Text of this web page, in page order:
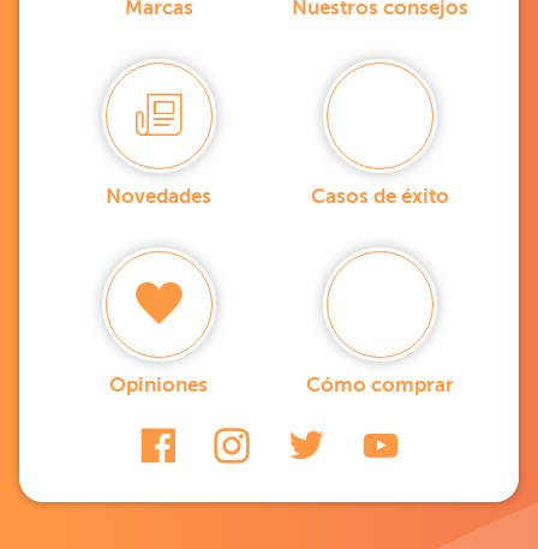
Marcas Nuestros consejos
Novedades Casos de éxito
Opiniones Cómo comprar